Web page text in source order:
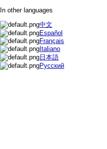
In other languages
中文
Español
Français
Italiano
日本語
Русский